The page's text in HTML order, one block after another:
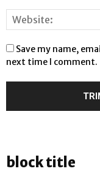
Save my name,
next time I comment.
block title